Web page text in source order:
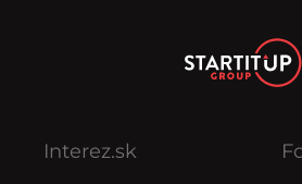
Interez.sk